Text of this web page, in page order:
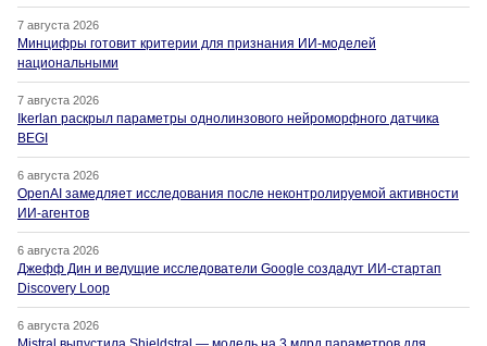
7 августа 2026
Минцифры готовит критерии для признания ИИ-моделей
национальными
7 августа 2026
Ikerlan раскрыл параметры однолинзового нейроморфного датчика
BEGI
6 августа 2026
OpenAI замедляет исследования после неконтролируемой активности
ИИ-агентов
6 августа 2026
Джефф Дин и ведущие исследователи Google создадут ИИ-стартап
Discovery Loop
6 августа 2026